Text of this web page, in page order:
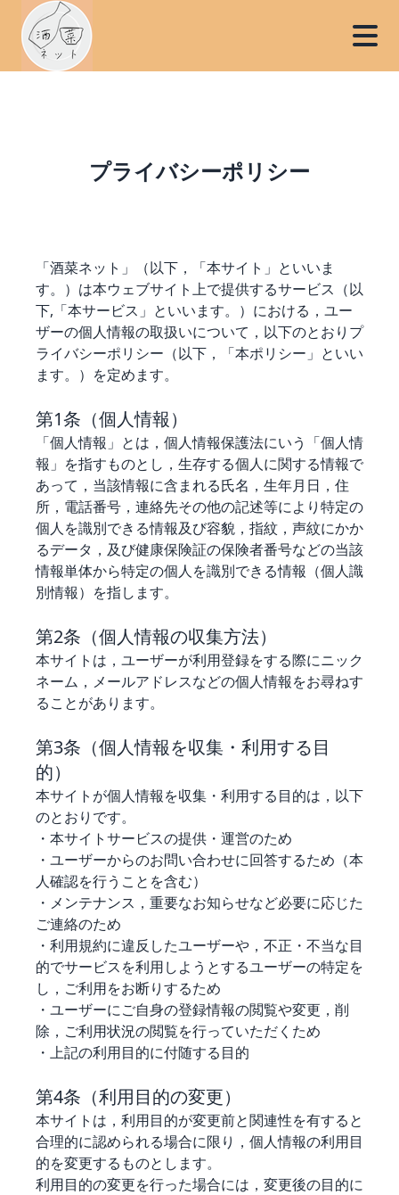
プライバシーポリシー
「酒菜ネット」（以下，「本サイト」といいま
す。）は本ウェブサイト上で提供するサービス（以
下,「本サービス」といいます。）における，ユー
ザーの個人情報の取扱いについて，以下のとおりプ
ライバシーポリシー（以下，「本ポリシー」といい
ます。）を定めます。
第1条（個人情報）
「個人情報」とは，個人情報保護法にいう「個人情
報」を指すものとし，生存する個人に関する情報で
あって，当該情報に含まれる氏名，生年月日，住
所，電話番号，連絡先その他の記述等により特定の
個人を識別できる情報及び容貌，指紋，声紋にかか
るデータ，及び健康保険証の保険者番号などの当該
情報単体から特定の個人を識別できる情報（個人識
別情報）を指します。
第2条（個人情報の収集方法）
本サイトは，ユーザーが利用登録をする際にニック
ネーム，メールアドレスなどの個人情報をお尋ねす
ることがあります。
第3条（個人情報を収集・利用する目
的）
本サイトが個人情報を収集・利用する目的は，以下
のとおりです。
・本サイトサービスの提供・運営のため
・ユーザーからのお問い合わせに回答するため（本
人確認を行うことを含む）
・メンテナンス，重要なお知らせなど必要に応じた
ご連絡のため
・利用規約に違反したユーザーや，不正・不当な目
的でサービスを利用しようとするユーザーの特定を
し，ご利用をお断りするため
・ユーザーにご自身の登録情報の閲覧や変更，削
除，ご利用状況の閲覧を行っていただくため
・上記の利用目的に付随する目的
第4条（利用目的の変更）
本サイトは，利用目的が変更前と関連性を有すると
合理的に認められる場合に限り，個人情報の利用目
的を変更するものとします。
利用目的の変更を行った場合には，変更後の目的に